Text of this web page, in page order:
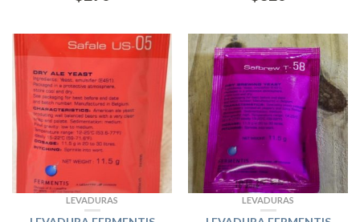
LEVADURAS LEVADURAS